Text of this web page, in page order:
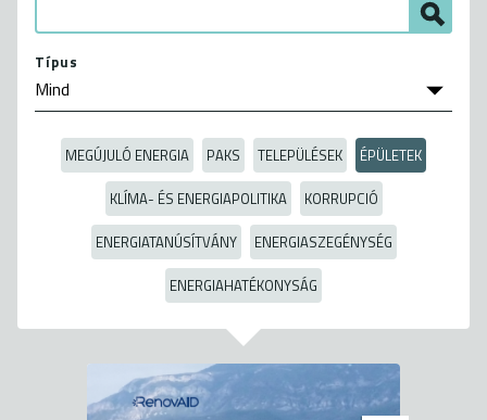
Típus
MEGÚJULÓ ENERGIA PAKS TELEPÜLÉSEK
ÉPÜLETEK
KLÍMA- ÉS ENERGIAPOLITIKA
KORRUPCIÓ
ENERGIATANÚSÍTVÁNY
ENERGIASZEGÉNYSÉG
ENERGIAHATÉKONYSÁG